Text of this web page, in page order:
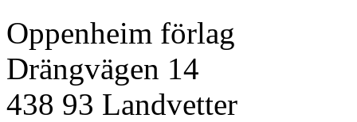
Oppenheim förlag
Drängvägen 14
438 93 Landvetter